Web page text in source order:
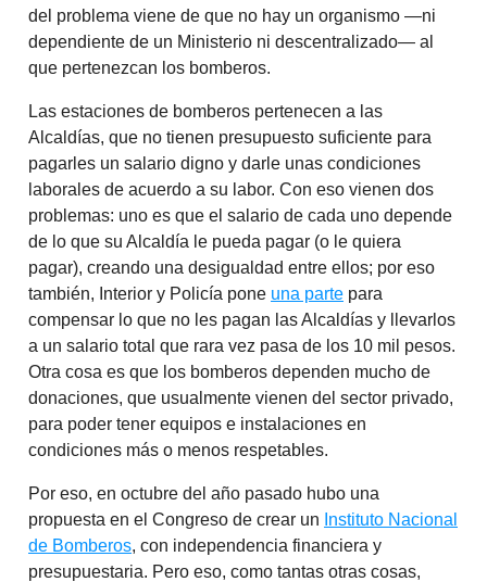
del problema viene de que no hay un organismo —ni
dependiente de un Ministerio ni descentralizado— al
que pertenezcan los bomberos.
Las estaciones de bomberos pertenecen a las
Alcaldías, que no tienen presupuesto suficiente para
pagarles un salario digno y darle unas condiciones
laborales de acuerdo a su labor. Con eso vienen dos
problemas: uno es que el salario de cada uno depende
de lo que su Alcaldía le pueda pagar (o le quiera
pagar), creando una desigualdad entre ellos; por eso
también, Interior y Policía pone una parte para
compensar lo que no les pagan las Alcaldías y llevarlos
a un salario total que rara vez pasa de los 10 mil pesos.
Otra cosa es que los bomberos dependen mucho de
donaciones, que usualmente vienen del sector privado,
para poder tener equipos e instalaciones en
condiciones más o menos respetables.
Por eso, en octubre del año pasado hubo una
propuesta en el Congreso de crear un Instituto Nacional
de Bomberos, con independencia financiera y
presupuestaria. Pero eso, como tantas otras cosas,